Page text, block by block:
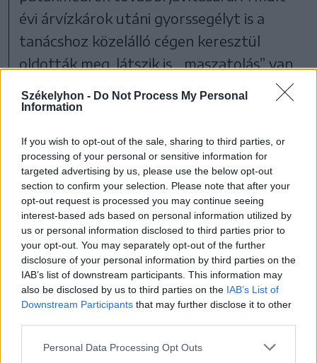
Székelyhon - Do Not Process My Personal
Information
If you wish to opt-out of the sale, sharing to third parties, or
processing of your personal or sensitive information for
targeted advertising by us, please use the below opt-out
section to confirm your selection. Please note that after your
opt-out request is processed you may continue seeing
interest-based ads based on personal information utilized by
us or personal information disclosed to third parties prior to
your opt-out. You may separately opt-out of the further
disclosure of your personal information by third parties on the
IAB’s list of downstream participants. This information may
also be disclosed by us to third parties on the IAB’s List of
Downstream Participants that may further disclose it to other
Personal Data Processing Opt Outs
évi árvízkárok utáni gyorssegélyt is a
tanácshoz közelálló cégen keresztül
oldották meg, látszik is, „maszatolás” van
mindenütt. Ami az Ön aggodalmát illeti a
vízadóval, alaptalan, mert ebben a tízéves
pályázatok pedig elvont fogalmak
Középlokon. Tisztelettel,
Egy tanácstalan tag
Nyomtatásban megjelent a Csíki Hírlap